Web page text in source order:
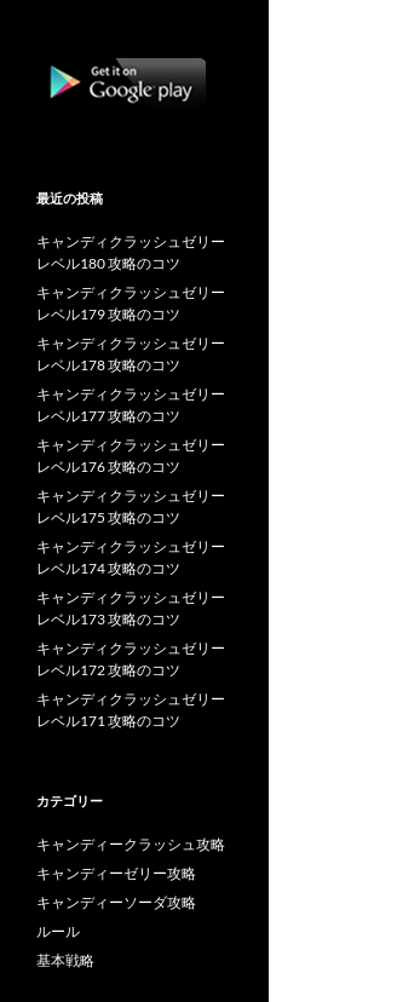
最近の投稿
キャンディクラッシュゼリー
レベル180 攻略のコツ
キャンディクラッシュゼリー
レベル179 攻略のコツ
キャンディクラッシュゼリー
レベル178 攻略のコツ
キャンディクラッシュゼリー
レベル177 攻略のコツ
キャンディクラッシュゼリー
レベル176 攻略のコツ
キャンディクラッシュゼリー
レベル175 攻略のコツ
キャンディクラッシュゼリー
レベル174 攻略のコツ
キャンディクラッシュゼリー
レベル173 攻略のコツ
キャンディクラッシュゼリー
レベル172 攻略のコツ
キャンディクラッシュゼリー
レベル171 攻略のコツ
カテゴリー
キャンディークラッシュ攻略
キャンディーゼリー攻略
キャンディーソーダ攻略
ルール
基本戦略